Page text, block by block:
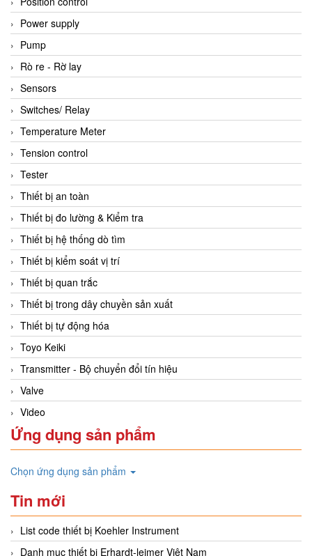
Power supply
Pump
Rò re - Rờ lay
Sensors
Switches/ Relay
Temperature Meter
Tension control
Tester
Thiết bị an toàn
Thiết bị đo lường & Kiểm tra
Thiết bị hệ thống dò tìm
Thiết bị kiểm soát vị trí
Thiết bị quan trắc
Thiết bị trong dây chuyền sản xuất
Thiết bị tự động hóa
Toyo Keiki
Transmitter - Bộ chuyển đổi tín hiệu
Valve
Video
Ứng dụng sản phẩm
Chọn ứng dụng sản phẩm
Tin mới
List code thiết bị Koehler Instrument
Danh mục thiết bị Erhardt-leimer Việt Nam